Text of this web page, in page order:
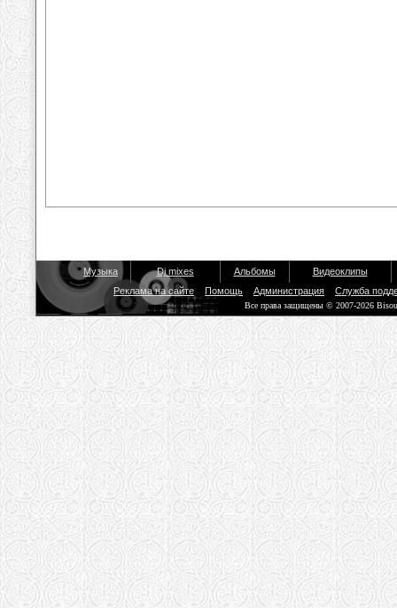
Музыка Dj mixes Альбомы
Видеоклипы
Реклама на сайте
Помощь Администрация Служба
Все права защищены © 2007-2026